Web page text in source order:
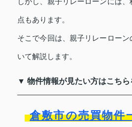
点もあります。
そこで今回は、親子リレーロー
いて解説します。
▼ 物件情報が見たい方はこち
倉敷市の売買物件